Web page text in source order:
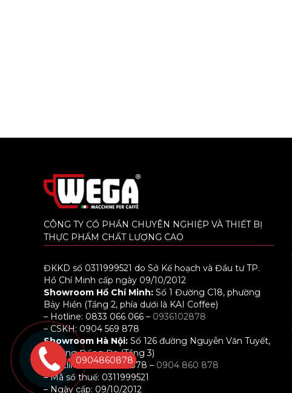
CÔNG TY CỔ PHẦN CHUYÊN NGHIỆP VÀ THIẾT BỊ
THỰC PHẨM CHẤT LƯỢNG CAO
ĐKKD số 0311999521 do Sở Kế hoạch và Đầu tư TP.
Hồ Chí Minh cấp ngày 09/10/2012
Showroom Hồ Chí Minh: Số 1 Đường C18, phường
Bảy Hiền (Tầng 2, phía dưới là KAI Coffee)
– Hotline: 0833 066 066 – 0936102878
– CSKH: 0904 569 878
Showroom Hà Nội: Số 126 đường Nguyễn Văn Tuyết,
phường Đống Đa (Tầng 3)
– Hotline: 0898 001 878 – 0904 860 878
– Mã số thuế: 0311999521
– Ngày cấp: 09/10/2012
0904860878